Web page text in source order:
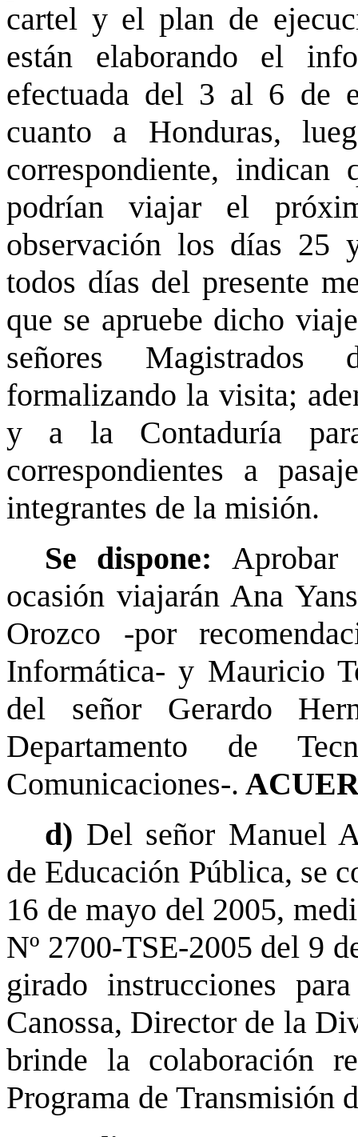
cartel y el plan de
están elaborando el
efectuada del 3 al 6 de
cuanto a Honduras,
correspondiente,
podrían viajar el
observación los días 25
todos días del presente
que se apruebe dicho
señores
formalizando la visita;
y a la Contaduría
correspondientes a
integrantes de la misión.
Se dispone:Aprobar
ocasión viajarán Ana
Orozco -por
Informática- y Mauricio
del señor Gerardo
Departamento de
Comunicaciones-.
d) Del señor Manuel
de Educación Pública, se
16 de mayo del 2005,
Nº 2700-TSE-2005 del 9
girado instrucciones
Canossa, Director de la
brinde la colaboración
Programa de Transmisión